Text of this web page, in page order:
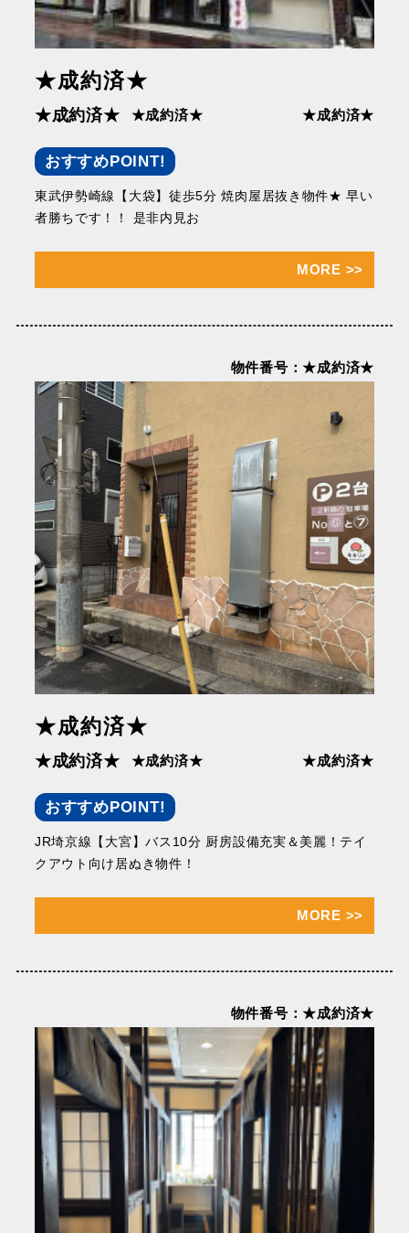
★成約済★
★成約済★ ★成約済★ ★成約済★
おすすめPOINT!
東武伊勢崎線【大袋】徒歩5分 焼肉屋居抜き物件★ 早い
者勝ちです！！ 是非内見お
MORE >>
物件番号：★成約済★
★成約済★
★成約済★ ★成約済★ ★成約済★
おすすめPOINT!
JR埼京線【大宮】バス10分 厨房設備充実＆美麗！テイ
クアウト向け居ぬき物件！
MORE >>
物件番号：★成約済★